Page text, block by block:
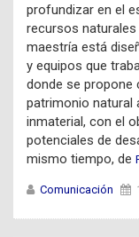
profundizar en el
recursos
maestría está
y equipos que
donde se propone
patrimonio natural
inmaterial, con el
potenciales de
mismo tiempo, de
Comunicación